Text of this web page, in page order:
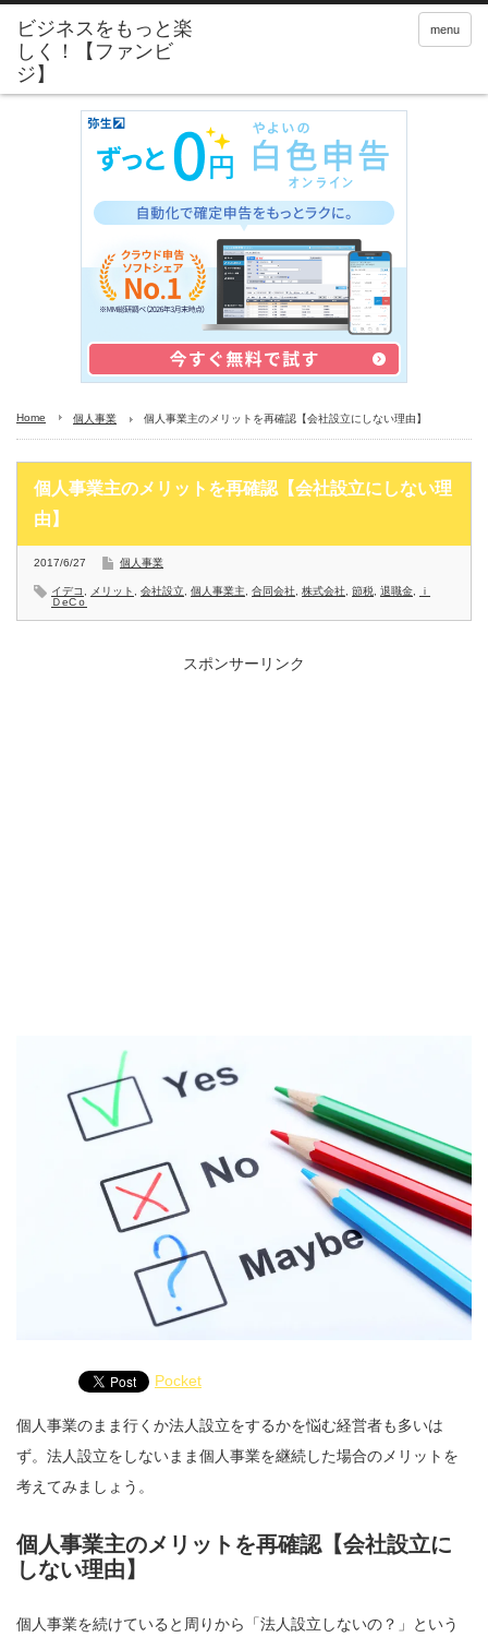
menu
Home 個人事業 個人事業主のメリットを再確認【会社設立にしない理由】
個人事業主のメリットを再確認【会社設立にしない理
由】
2017/6/27 個人事業
イデコ メリット 会社設立 個人事業主 合同会社 株式会社 節税 退職金
ｉ
ＤeCｏ
スポンサーリンク
Pocket
個人事業のまま行くか法人設立をするかを悩む経営者も多いは
ず。法人設立をしないまま個人事業を継続した場合のメリットを
考えてみましょう。
個人事業主のメリットを再確認【会社設立に
しない理由】
個人事業を続けていると周りから「法人設立しないの？」という